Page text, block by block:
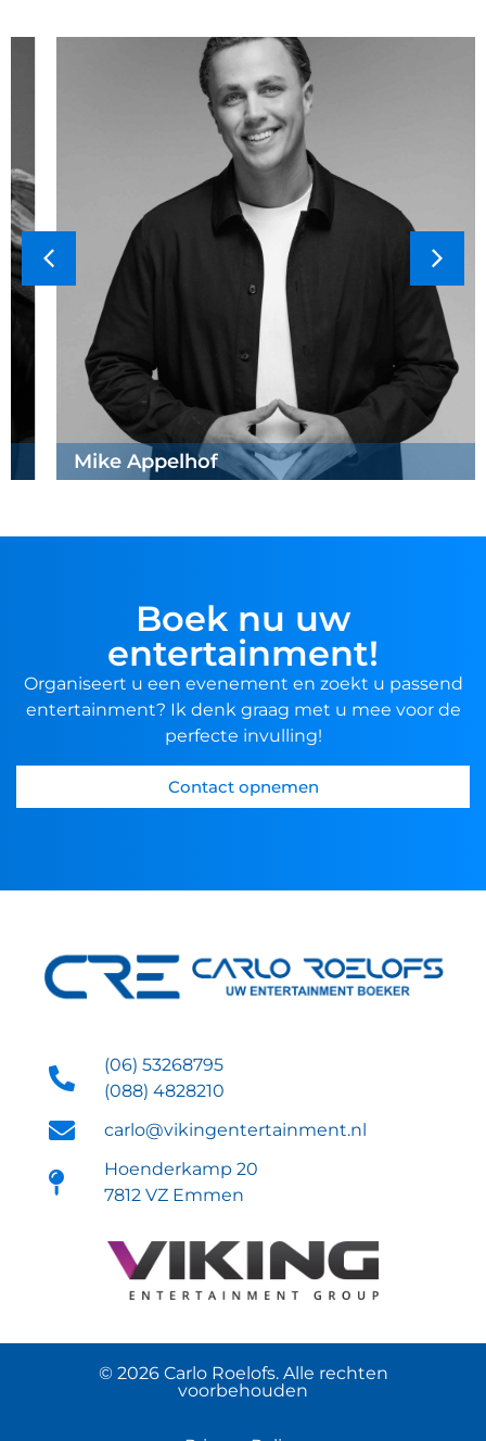
Mike Appelhof
Boek nu uw
entertainment!
Organiseert u een evenement en zoekt u passend
entertainment? Ik denk graag met u mee voor de
perfecte invulling!
Contact opnemen
(06) 53268795
(088) 4828210
carlo@vikingentertainment.nl
Hoenderkamp 20
7812 VZ Emmen
© 2026 Carlo Roelofs. Alle rechten
voorbehouden